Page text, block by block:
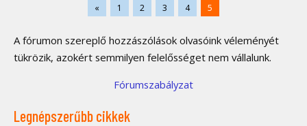
« 1 2 3 4 5
A fórumon szereplő hozzászólások olvasóink véleményét
tükrözik, azokért semmilyen felelősséget nem vállalunk.
Fórumszabályzat
Legnépszerűbb cikkek